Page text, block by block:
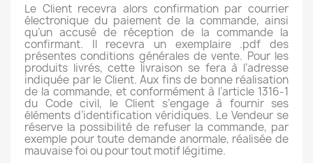
Le Client recevra alors confirmation par courrier
électronique du paiement de la commande, ainsi
qu’un accusé de réception de la commande la
confirmant. Il recevra un exemplaire .pdf des
présentes conditions générales de vente. Pour les
produits livrés, cette livraison se fera à l’adresse
indiquée par le Client. Aux fins de bonne réalisation
de la commande, et conformément à l’article 1316-1
du Code civil, le Client s’engage à fournir ses
éléments d’identification véridiques. Le Vendeur se
réserve la possibilité de refuser la commande, par
exemple pour toute demande anormale, réalisée de
mauvaise foi ou pour tout motif légitime.